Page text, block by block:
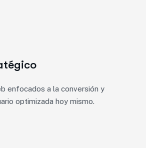
enfocados a la conversión y
optimizada hoy mismo.